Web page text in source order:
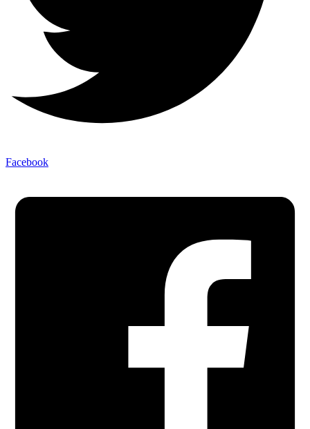
Facebook